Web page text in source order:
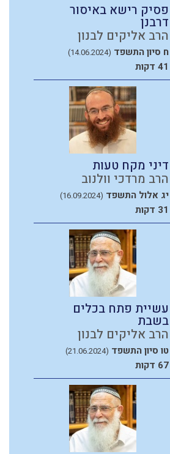
פסיק רישא באיסור
דרבנן
הרב אליקים לבנון
ח סיון התשפד (14.06.2024)
41 דקות
דיני מקח טעות
הרב מרדכי וולנוב
יג אלול התשפד (16.09.2024)
31 דקות
עשיית פתח בכלים
בשבת
הרב אליקים לבנון
טו סיון התשפד (21.06.2024)
67 דקות